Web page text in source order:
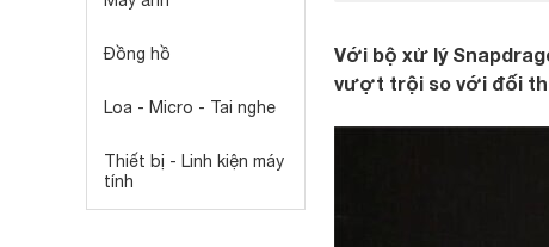
Đồng hồ
Loa - Micro - Tai nghe
Thiết bị - Linh kiện máy
tính
Với bộ xử lý
vượt trội so với đối